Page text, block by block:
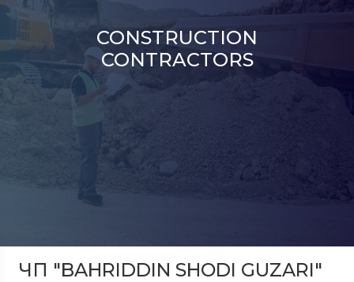
CONSTRUCTION
CONTRACTORS
ЧП "BAHRIDDIN SHODI GUZARI"